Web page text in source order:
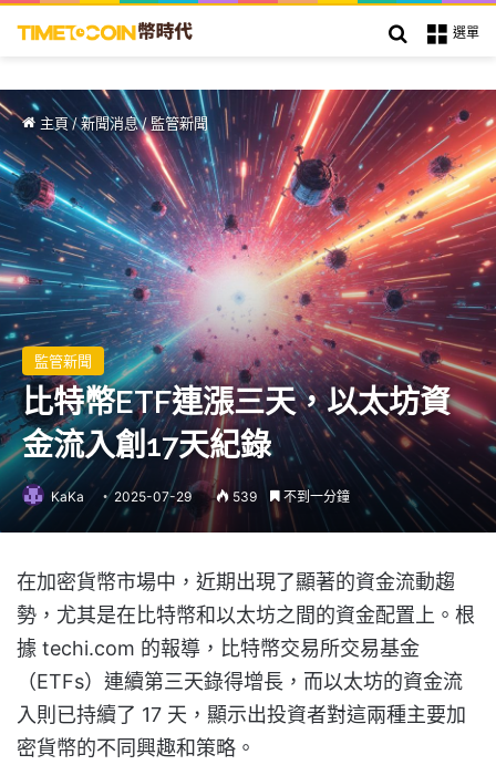
選單
搜索
主頁/新聞消息/監管新聞
監管新聞
比特幣ETF連漲三天，以太坊資
金流入創17天紀錄
KaKa 2025-07-29 539 不到一分鐘
在加密貨幣市場中，近期出現了顯著的資金流動趨
勢，尤其是在比特幣和以太坊之間的資金配置上。根
據 techi.com 的報導，比特幣交易所交易基金
（ETFs）連續第三天錄得增長，而以太坊的資金流
入則已持續了 17 天，顯示出投資者對這兩種主要加
密貨幣的不同興趣和策略。